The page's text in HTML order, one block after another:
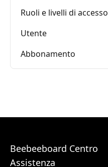
Ruoli e livelli di accesso
Utente
Abbonamento
Beebeeboard Centro
Assistenza